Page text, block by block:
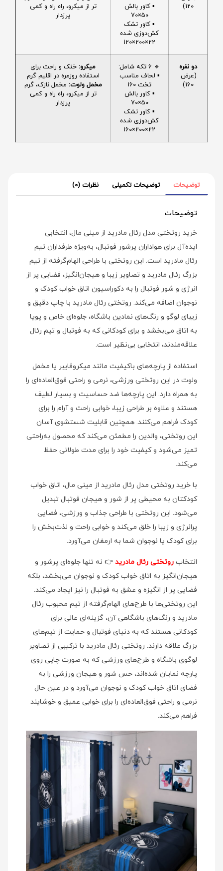
120)
▪️ کاور بالش
50×70
▪️ کاور تشک
کش‌دوزی شده
22×200×120
تر از میکرو، راه راه و کمی
پرزدار
دو نفره
(عرض
160)
🔹 6 تکه شامل:
▪️ لحاف مناسب
تخت 160
▪️ کاور بالش
50×70
▪️ کاور تشک
کش‌دوزی شده
22×200×160
میکرو: خنک و راحت برای
استفاده روزمره در اقلیم گرم
مخمل ولوت: مخمل نازک، گرم
تر از میکرو، راه راه و کمی
پرزدار
توضیحات توضیحات تکمیلی نظرات (0)
توضیحات
خرید روتختی مدل رئال مادرید از مینی مال، انتخابی
ایده‌آل برای هواداران پرشور فوتبال، به‌ویژه طرفداران تیم
رئال مادرید است. این روتختی با طراحی الهام‌گرفته از تیم
بزرگ رئال مادرید و تصاویر زیبا و هیجان‌انگیز، فضایی پر از
انرژی و شور فوتبال را به دکوراسیون اتاق خواب کودک و
نوجوان اضافه می‌کند. روتختی رئال مادرید با چاپ دقیق و
زیبای لوگو و رنگ‌های نمادین باشگاه، جلوه‌ای خاص و پویا
به اتاق می‌بخشد و برای کودکانی که به فوتبال و تیم رئال
علاقه‌مندند، انتخابی بی‌نظیر است.
استفاده از پارچه‌های باکیفیت مانند میکروفایبر یا مخمل
ولوت در این روتختی ورزشی، نرمی و راحتی فوق‌العاده‌ای را
به همراه دارد. این پارچه‌ها ضد حساسیت و بسیار لطیف
هستند و علاوه بر طراحی زیبا، خوابی راحت و آرام را برای
کودک فراهم می‌کنند. همچنین قابلیت شستشوی آسان
این روتختی، والدین را مطمئن می‌کند که محصول به‌راحتی
تمیز می‌شود و کیفیت خود را برای مدت طولانی حفظ
می‌کند.
با خرید روتختی مدل رئال مادرید از مینی مال، اتاق خواب
کودکتان به محیطی پر از شور و هیجان فوتبال تبدیل
می‌شود. این روتختی با طراحی جذاب و ورزشی، فضایی
پرانرژی و زیبا را خلق می‌کند و خوابی راحت و لذت‌بخش را
برای کودک یا نوجوان شما به ارمغان می‌آورد.
انتخاب روتختی رئال مادرید 👉 نه تنها جلوه‌ای پرشور و
هیجان‌انگیز به اتاق خواب کودک و نوجوان می‌بخشد، بلکه
فضایی پر از انگیزه و عشق به فوتبال را نیز ایجاد می‌کند.
این روتختی‌ها با طرح‌های الهام‌گرفته از تیم محبوب رئال
مادرید و رنگ‌های باشگاهی آن، گزینه‌ای عالی برای
کودکانی هستند که به دنیای فوتبال و حمایت از تیم‌های
بزرگ علاقه دارند. روتختی رئال مادرید با ترکیبی از تصاویر
لوگوی باشگاه و طرح‌های ورزشی که به صورت چاپی روی
پارچه نمایان شده‌اند، حس شور و هیجان ورزشی را به
فضای اتاق خواب کودک و نوجوان می‌آورد و در عین حال
نرمی و راحتی فوق‌العاده‌ای را برای خوابی عمیق و خوشایند
فراهم می‌کند.